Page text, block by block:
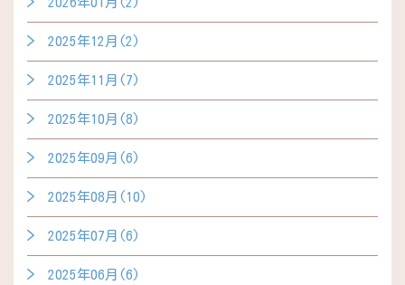
2025年12月(2)
2025年11月(7)
2025年10月(8)
2025年09月(6)
2025年08月(10)
2025年07月(6)
2025年06月(6)